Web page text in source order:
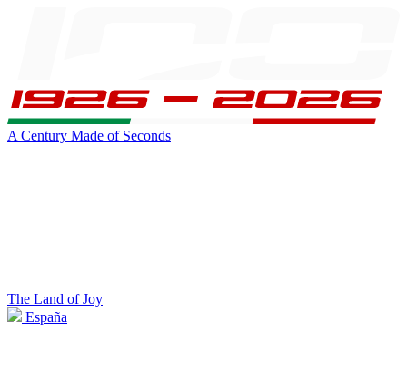
A Century Made of Seconds
The Land of Joy
España